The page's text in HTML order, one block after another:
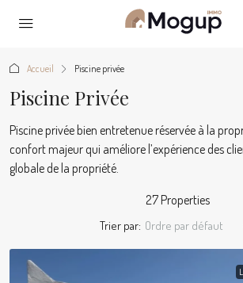
Accueil Piscine privée
Piscine Privée
Piscine privée bien entretenue réservée à la
confort majeur qui améliore l’expérience des
globale de la propriété.
27 Properties
Trier par: Ordre par défaut